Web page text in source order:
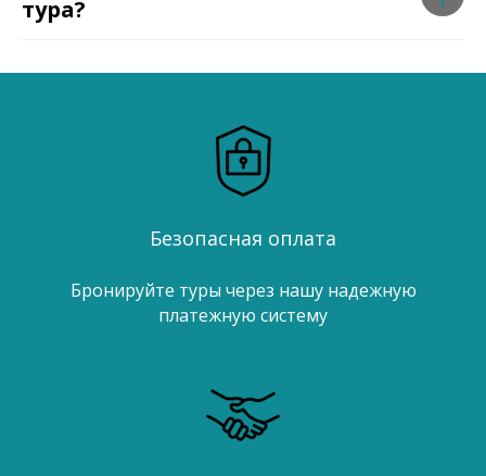
тура?
Безопасная оплата
Бронируйте туры через нашу надежную
платежную систему